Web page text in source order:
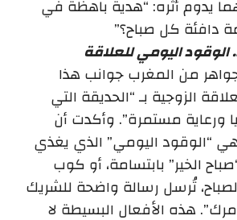
يدوم أثره: “هدية باهظة في
دافئة كل صباح؟”
الوقود اليومي للعلاقة
من المغرب جوانب هذا
الزوجية بـ “الحديقة التي
ورعاية مستمرة”. وأكدت أن
هي “الوقود اليومي” الذي يغذي
الخير” بابتسامة، أو كوب
تُرسل رسالة واضحة للشريك
هذه الأفعال البسيطة لا